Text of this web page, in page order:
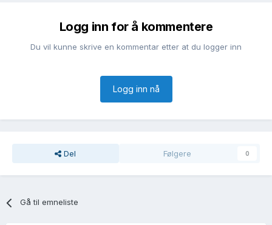
Logg inn for å kommentere
Du vil kunne skrive en kommentar etter at du logger inn
Logg inn nå
Del Følgere 0
Gå til emneliste